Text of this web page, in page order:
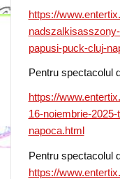
https://
papusi-puck-cluj-
Pentru spectacolul
https://
16-noiembrie-
napoca.html
Pentru spectacolul
https://